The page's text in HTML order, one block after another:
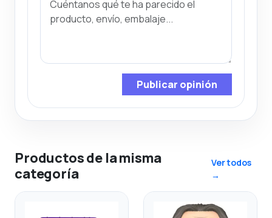
Publicar opinión
Productos de la misma
categoría
Ver todos
→